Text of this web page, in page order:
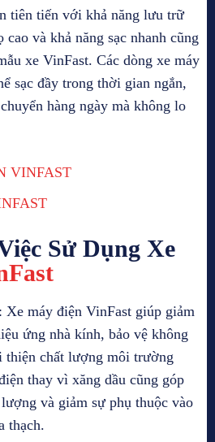
tiên tiến với khả năng lưu trữ
và khả năng sạc nhanh cũng
xe VinFast. Các dòng xe máy
sạc đầy trong thời gian ngắn,
hàng ngày mà không lo
VINFAST
Sử Dụng Xe
: Xe máy điện VinFast giúp giảm
ứng nhà kính, bảo vệ không
thiện chất lượng môi trường
thay vì xăng dầu cũng góp
và giảm sự phụ thuộc vào
thạch.